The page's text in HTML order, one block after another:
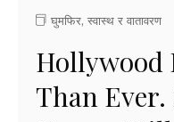
घुमफिर, स्वास्थ र वातावरण
Hollywood
Than Ever.